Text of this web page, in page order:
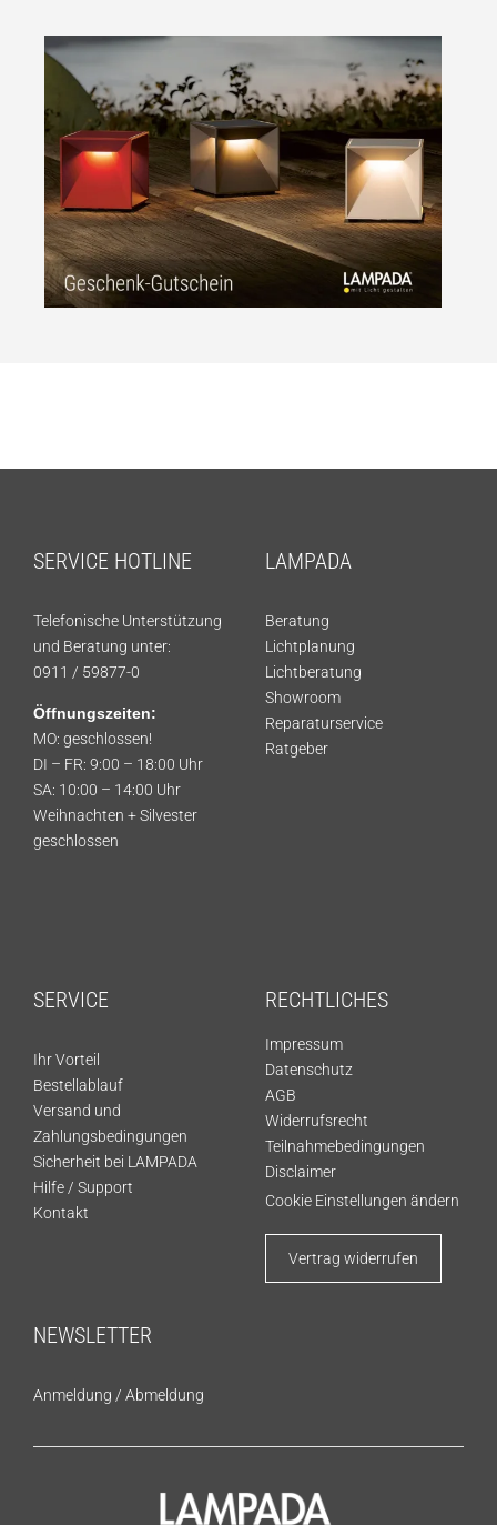
SERVICE HOTLINE
Telefonische Unterstützung
und Beratung unter:
0911 / 59877-0
Öffnungszeiten:
MO: geschlossen!
DI – FR: 9:00 – 18:00 Uhr
SA: 10:00 – 14:00 Uhr
Weihnachten + Silvester
geschlossen
LAMPADA
Beratung
Lichtplanung
Lichtberatung
Showroom
Reparaturservice
Ratgeber
SERVICE
Ihr Vorteil
Bestellablauf
Versand und
Zahlungsbedingungen
Sicherheit bei LAMPADA
Hilfe / Support
Kontakt
RECHTLICHES
Impressum
Datenschutz
AGB
Widerrufsrecht
Teilnahmebedingungen
Disclaimer
Cookie Einstellungen ändern
Vertrag widerrufen
NEWSLETTER
Anmeldung / Abmeldung